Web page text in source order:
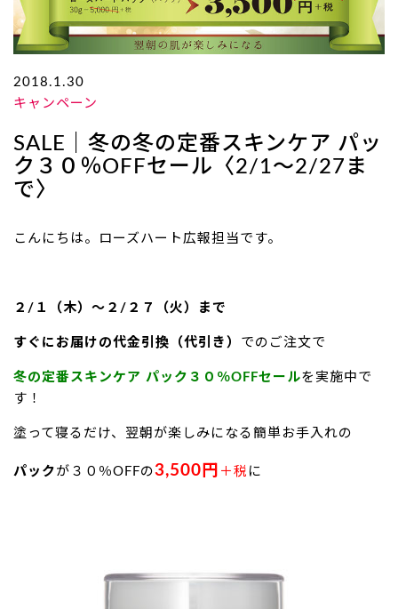
2018.1.30
キャンペーン
SALE｜冬の冬の定番スキンケア パッ
ク３０％OFFセール〈2/1～2/27ま
で〉
こんにちは。ローズハート広報担当です。
２/１（木）～２/２７（火）まで
すぐにお届けの代金引換（代引き） でのご注文で
冬の定番スキンケア パック３０％OFFセールを実施中で
す！
塗って寝るだけ、翌朝が楽しみになる簡単お手入れの
パック が３０％OFFの3,500円 ＋税 に